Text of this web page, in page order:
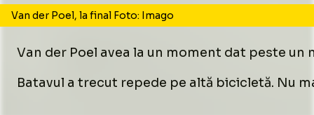
Van der Poel, la final Foto: Imago
Van der Poel avea la un moment dat peste
Batavul a trecut repede pe altă bicicletă. Nu